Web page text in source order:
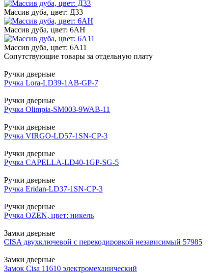
Массив дуба, цвет: Д33
Массив дуба, цвет: 6АН
Массив дуба, цвет: 6А11
Сопутствующие товары за отдельную плату
Ручки дверные
Ручка Lora-LD39-1AB-GP-7
Ручки дверные
Ручка Olimpia-SM003-9WAB-11
Ручки дверные
Ручка VIRGO-LD57-1SN-CP-3
Ручки дверные
Ручка CAPELLA-LD40-1GP-SG-5
Ручки дверные
Ручка Eridan-LD37-1SN-CP-3
Ручки дверные
Ручка OZEN, цвет: никель
Замки дверные
CISA двухключевой с перекодировкой независимый 57985
Замки дверные
Замок Cisa 11610 электромеханический